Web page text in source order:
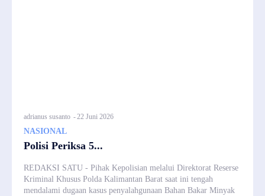
adrianus susanto - 22 Juni 2026
NASIONAL
Polisi Periksa 5...
REDAKSI SATU - Pihak Kepolisian melalui Direktorat Reserse
Kriminal Khusus Polda Kalimantan Barat saat ini tengah
mendalami dugaan kasus penyalahgunaan Bahan Bakar Minyak